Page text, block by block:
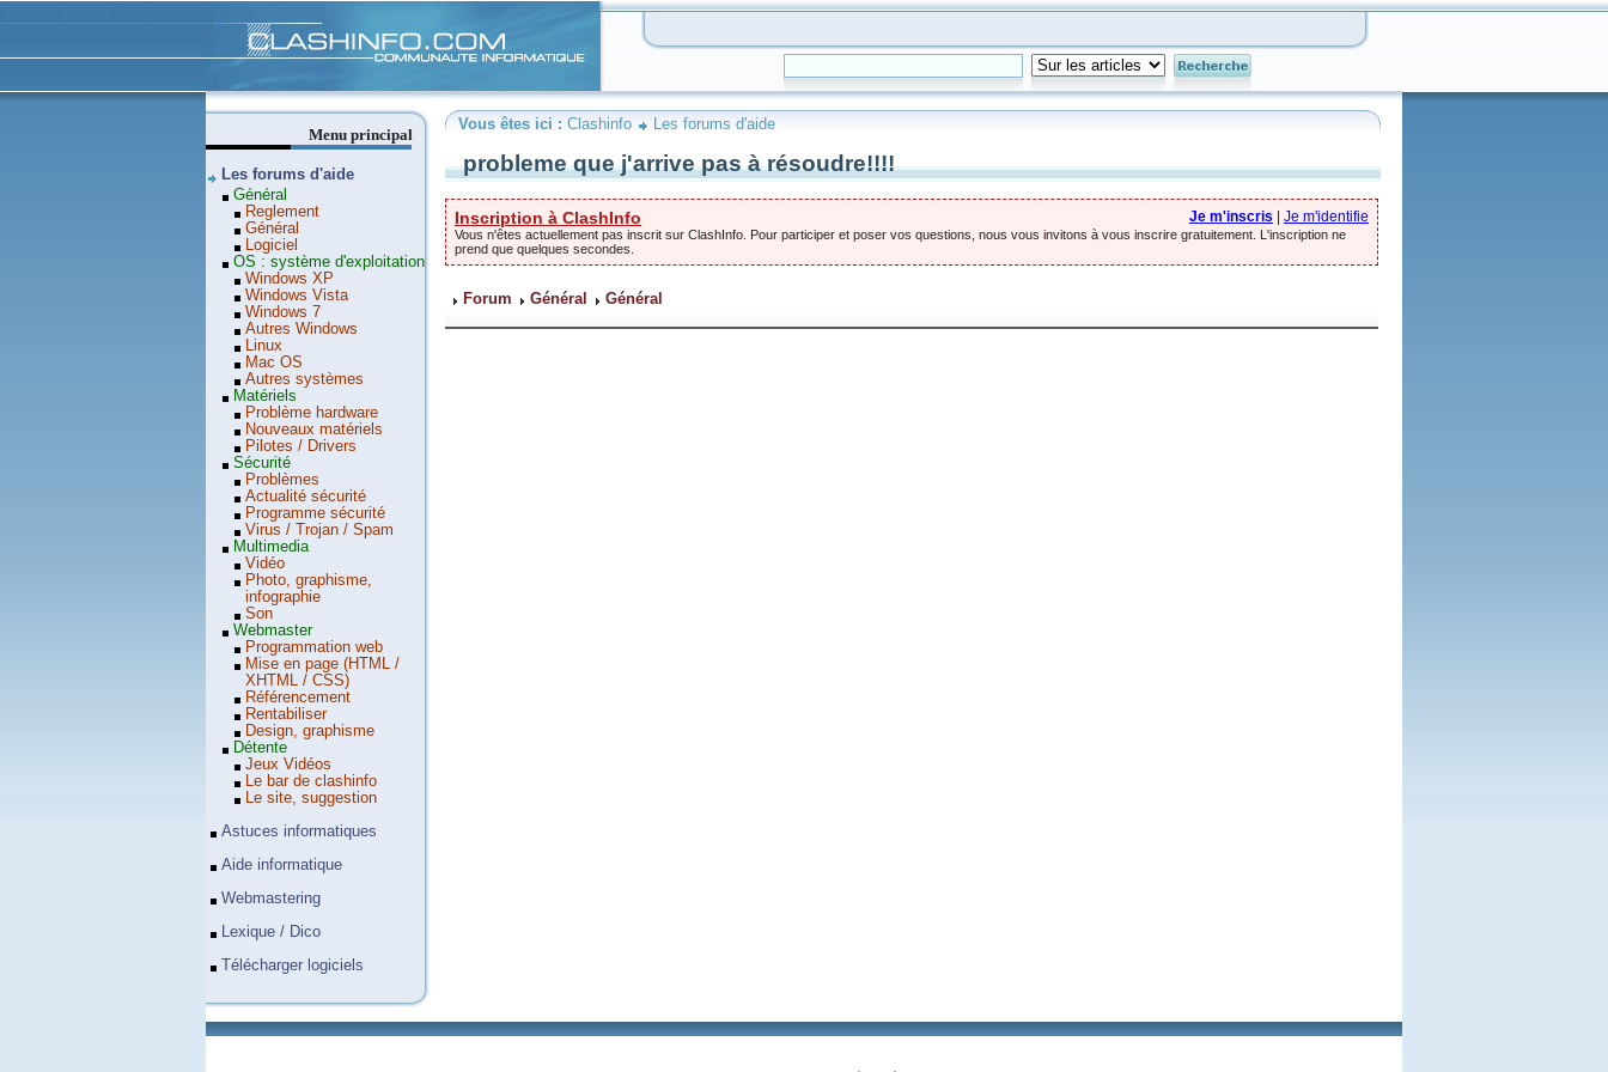
Vous êtes ici : Clashinfo Les forums d'aide
probleme que j'arrive pas à résoudre!!!!
Je m'inscris Je m'identifie
Inscription à ClashInfo
Vous n'êtes actuellement pas inscrit sur ClashInfo. Pour participer et poser vos questions, nous vous invitons à vous inscrire gratuitement. L'inscription ne
prend que quelques secondes.
Forum Général Général
Menu principal
Les forums d'aide
Général
Reglement
Général
Logiciel
OS : système d'exploitation
Windows XP
Windows Vista
Windows 7
Autres Windows
Linux
Mac OS
Autres systèmes
Matériels
Problème hardware
Nouveaux matériels
Pilotes / Drivers
Sécurité
Problèmes
Actualité sécurité
Programme sécurité
Virus / Trojan / Spam
Multimedia
Vidéo
Photo, graphisme,
infographie
Son
Webmaster
Programmation web
Mise en page (HTML /
XHTML / CSS)
Référencement
Rentabiliser
Design, graphisme
Détente
Jeux Vidéos
Le bar de clashinfo
Le site, suggestion
Astuces informatiques
Aide informatique
Webmastering
Lexique / Dico
Télécharger logiciels